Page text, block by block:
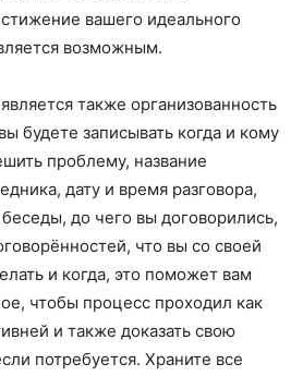
вашего идеального
возможным.
также организованность
будете записывать когда и кому
проблему, название
дату и время разговора,
до чего вы договорились,
что вы со своей
и когда, это поможет вам
чтобы процесс проходил как
и также доказать свою
потребуется. Храните все